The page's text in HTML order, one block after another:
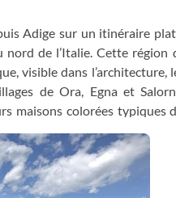
Adige sur un itinéraire
nord de l’Italie. Cette
visible dans
de Ora, Egna et
maisons colorées typiques